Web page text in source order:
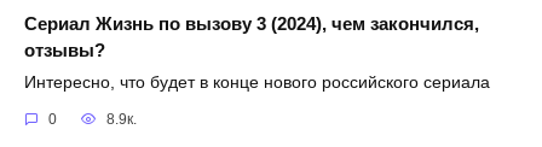
Сериал Жизнь по вызову 3 (2024), чем закончился,
отзывы?
Интересно, что будет в конце нового российского сериала
0 8.9к.